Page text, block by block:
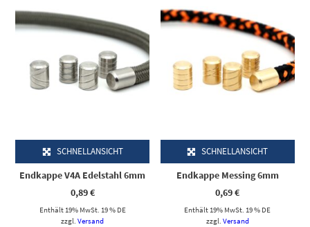
SCHNELLANSICHT
Endkappe V4A Edelstahl 6mm
0,89€
Enthält 19% MwSt. 19 % DE
zzgl.Versand
SCHNELLANSICHT
Endkappe Messing 6mm
0,69€
Enthält 19% MwSt. 19 % DE
zzgl. Versand